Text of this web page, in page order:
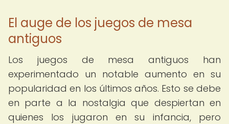
El auge de los juegos de mesa
antiguos
Los juegos de mesa antiguos han
experimentado un notable aumento en su
popularidad en los últimos años. Esto se debe
en parte a la nostalgia que despiertan en
quienes los jugaron en su infancia, pero